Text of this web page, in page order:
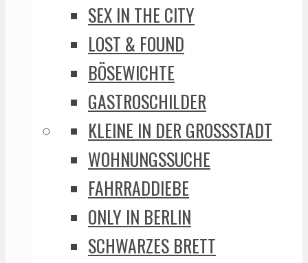
SEX IN THE CITY
LOST & FOUND
BÖSEWICHTE
GASTROSCHILDER
KLEINE IN DER GROSSSTADT
WOHNUNGSSUCHE
FAHRRADDIEBE
ONLY IN BERLIN
SCHWARZES BRETT